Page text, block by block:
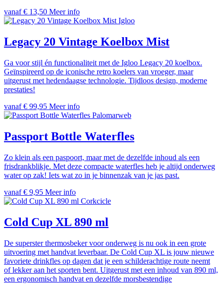
vanaf € 13,50 Meer info
Igloo
Legacy 20 Vintage Koelbox Mist
Ga voor stijl én functionaliteit met de Igloo Legacy 20 koelbox.
Geïnspireerd op de iconische retro koelers van vroeger, maar
uitgerust met hedendaagse technologie. Tijdloos design, moderne
prestaties!
vanaf € 99,95 Meer info
Palomarweb
Passport Bottle Waterfles
Zo klein als een paspoort, maar met de dezelfde inhoud als een
frisdrankblikje. Met deze compacte waterfles heb je altijd onderweg
water op zak! Iets wat zo in je binnenzak van je jas past.
vanaf € 9,95 Meer info
Corkcicle
Cold Cup XL 890 ml
De superster thermosbeker voor onderweg is nu ook in een grote
uitvoering met handvat leverbaar. De Cold Cup XL is jouw nieuwe
favoriete drinkfles op dagen dat je een schilderachtige route neemt
of lekker aan het sporten bent. Uitgerust met een inhoud van 890 ml,
een ergonomisch handvat en dezelfde morsbestendige